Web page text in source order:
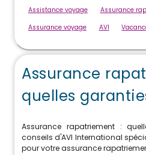
Assistance voyage
Assurance
Assurance voyage
AVI
Assurance
quelles
Assurance rapatriement :
conseils d'AVI International
pour votre assurance